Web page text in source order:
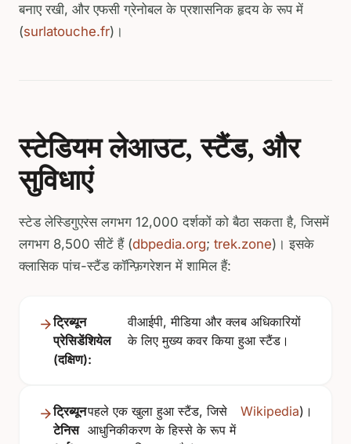
बनाए रखी, और एफसी ग्रेनोबल के प्रशासनिक हृदय के रूप में
(surlatouche.fr)।
स्टेडियम लेआउट, स्टैंड, और
सुविधाएं
स्टेड लेस्डिगुएरेस लगभग 12,000 दर्शकों को बैठा सकता है, जिसमें
लगभग 8,500 सीटें हैं (dbpedia.org; trek.zone)। इसके
क्लासिक पांच-स्टैंड कॉन्फ़िगरेशन में शामिल हैं:
ट्रिब्यून
प्रेसिडेंशियेल
(दक्षिण):
वीआईपी, मीडिया और क्लब अधिकारियों
के लिए मुख्य कवर किया हुआ स्टैंड।
ट्रिब्यून
टेनिस
पहले एक खुला हुआ स्टैंड, जिसे
आधुनिकीकरण के हिस्से के रूप में
Wikipedia)।